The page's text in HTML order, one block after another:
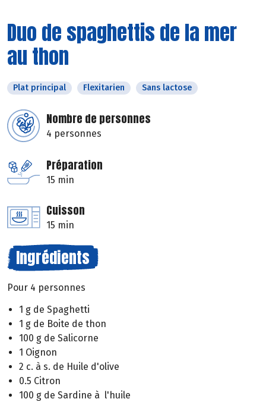
Duo de spaghettis de la mer
au thon
Plat principal Flexitarien Sans lactose
Nombre de personnes
4 personnes
Préparation
15 min
Cuisson
15 min
Ingrédients
Pour 4 personnes
1 g de Spaghetti
1 g de Boite de thon
100 g de Salicorne
1 Oignon
2 c. à s. de Huile d'olive
0.5 Citron
100 g de Sardine à l'huile